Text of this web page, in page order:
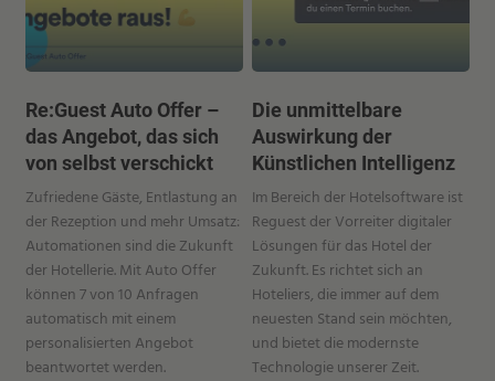
Re:Guest Auto Offer –
das Angebot, das sich
von selbst verschickt
Zufriedene Gäste, Entlastung an
der Rezeption und mehr Umsatz:
Automationen sind die Zukunft
der Hotellerie. Mit Auto Offer
können 7 von 10 Anfragen
automatisch mit einem
personalisierten Angebot
beantwortet werden.
Die unmittelbare
Auswirkung der
Künstlichen Intelligenz
Im Bereich der Hotelsoftware ist
Reguest der Vorreiter digitaler
Lösungen für das Hotel der
Zukunft. Es richtet sich an
Hoteliers, die immer auf dem
neuesten Stand sein möchten,
und bietet die modernste
Technologie unserer Zeit.